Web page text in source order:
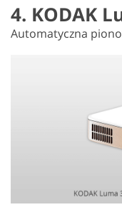
4. KODAK
Automatyczna